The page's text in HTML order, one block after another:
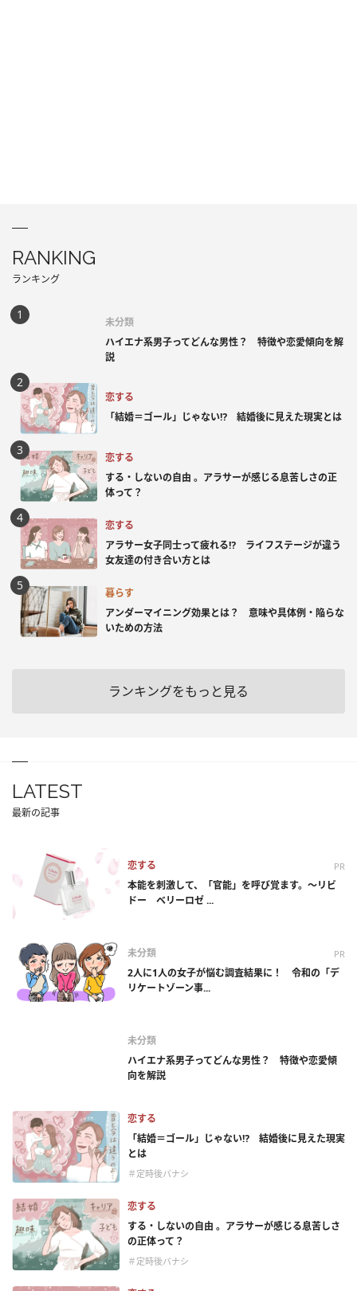
RANKING
ランキング
未分類
ハイエナ系男子ってどんな男性？ 特徴や恋愛傾向を解
説
恋する
「結婚＝ゴール」じゃない⁉ 結婚後に見えた現実とは
恋する
する・しないの自由 。アラサーが感じる息苦しさの正
体って？
恋する
アラサー女子同士って疲れる⁉ ライフステージが違う
女友達の付き合い方とは
暮らす
アンダーマイニング効果とは？ 意味や具体例・陥らな
いための方法
ランキングをもっと見る
LATEST
最新の記事
恋する PR
本能を刺激して、「官能」を呼び覚ます。～リビ
ドー ベリーロゼ ...
未分類 PR
2人に1人の女子が悩む調査結果に！ 令和の「デ
リケートゾーン事...
未分類
ハイエナ系男子ってどんな男性？ 特徴や恋愛傾
向を解説
恋する
「結婚＝ゴール」じゃない⁉ 結婚後に見えた現実
とは
＃定時後バナシ
恋する
する・しないの自由 。アラサーが感じる息苦しさ
の正体って？
＃定時後バナシ